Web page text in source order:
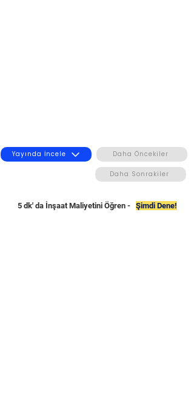
Yayında İncele Daha Öncekiler
Daha Sonrakiler
5 dk' da İnşaat Maliyetini Öğren - Şimdi Dene!